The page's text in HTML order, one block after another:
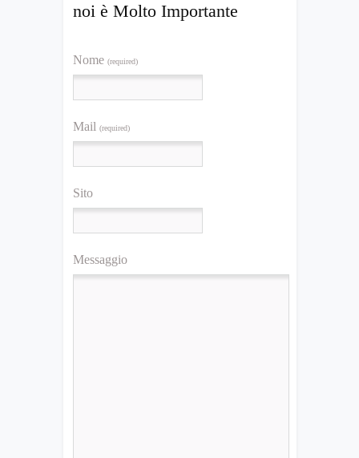
noi è Molto Importante
Nome (required)
Mail (required)
Sito
Messaggio